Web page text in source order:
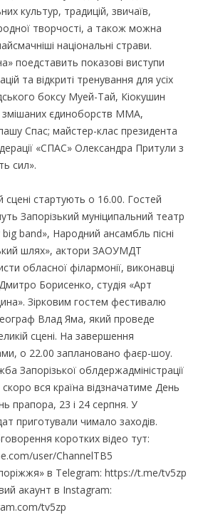
культур, традицій, звичаїв,
творчості, а також можна
національні страви.
поедставить показові виступи
та відкриті тренування для усіх
боксу Муей-Тай, Кіокушин
єдиноборств ММА,
Спас; майстер-клас президента
«СПАС» Олександра Притули з
сил».
сцені стартують о 16.00. Гостей
Запорізький муніципальний театр
band», Народний ансамбль пісні
шлях», актори ЗАОУМДТ
обласної філармонії, виконавці
Борисенко, студія «Арт
Зірковим гостем фестивалю
Влад Яма, який проведе
сцені. На завершення
о 22.00 заплановано фаєр-шоу.
Запорізької облдержадміністрації
вся країна відзначатиме День
прапора, 23 і 24 серпня. У
приготували чимало заходів.
коротких відео тут:
user/ChannelTB5
в Telegram: https://t.me/tv5zp
акаунт в Instagram:
tv5zp